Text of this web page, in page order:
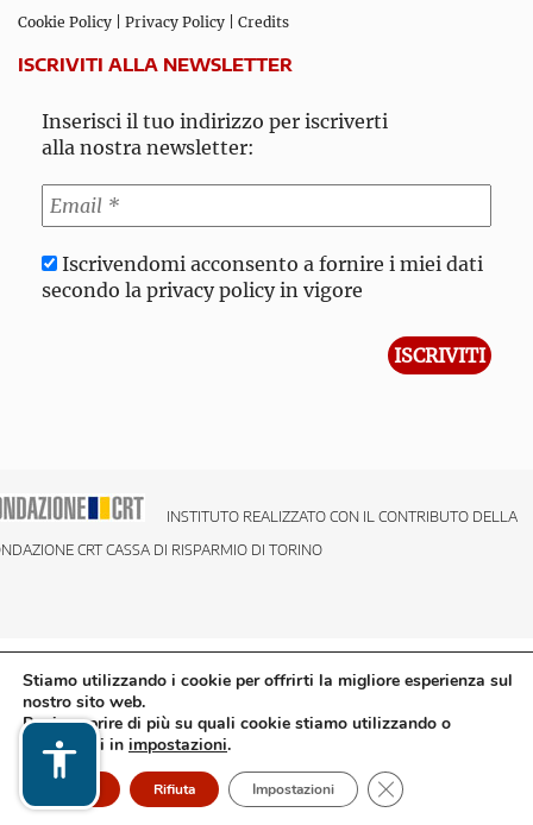
Cookie Policy Privacy Policy Credits
ISCRIVITI ALLA NEWSLETTER
Inserisci il tuo indirizzo per iscriverti
alla nostra newsletter:
Iscrivendomi acconsento a fornire i miei dati
secondo la privacy policy in vigore
INSTITUTO REALIZZATO CON IL CONTRIBUTO DELLA
CRT CASSA DI RISPARMIO DI TORINO
Stiamo utilizzando i cookie per offrirti la migliore esperienza sul
nostro sito web.
Puoi scoprire di più su quali cookie stiamo utilizzando o
disattivarli in impostazioni.
Accetto Rifiuta Impostazioni Close GDPR